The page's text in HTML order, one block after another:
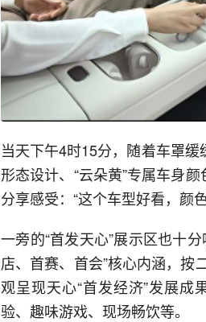
当天下午4时15分，随着车罩
形态设计、“云朵黄”专属车身
分享感受：“这个车型好看，颜
一旁的“首发天心”展示区也十
店、首赛、首会”核心内涵，按
观呈现天心“首发经济”发展
验、趣味游戏、现场畅饮等。